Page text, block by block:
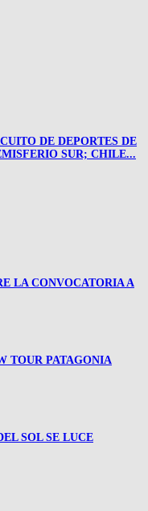
DE DEPORTES DE
SUR; CHILE...
LA CONVOCATORIA A
TOUR PATAGONIA
SOL SE LUCE